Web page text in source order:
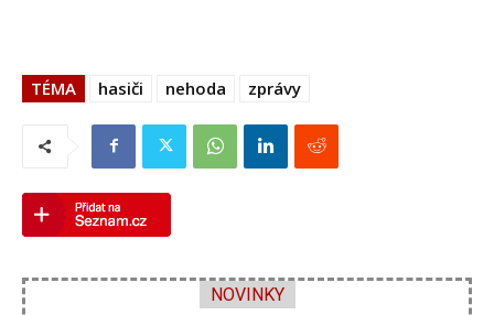
TÉMA hasiči nehoda zprávy
NOVINKY